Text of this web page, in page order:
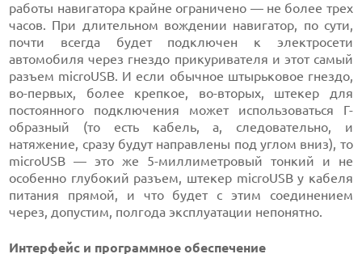
работы навигатора крайне ограничено — не более трех
часов. При длительном вождении навигатор, по сути,
почти всегда будет подключен к электросети
автомобиля через гнездо прикуривателя и этот самый
разъем microUSB. И если обычное штырьковое гнездо,
во-первых, более крепкое, во-вторых, штекер для
постоянного подключения может использоваться Г-
образный (то есть кабель, а, следовательно, и
натяжение, сразу будут направлены под углом вниз), то
microUSB — это же 5-миллиметровый тонкий и не
особенно глубокий разъем, штекер microUSB у кабеля
питания прямой, и что будет с этим соединением
через, допустим, полгода эксплуатации непонятно.
Интерфейс и программное обеспечение